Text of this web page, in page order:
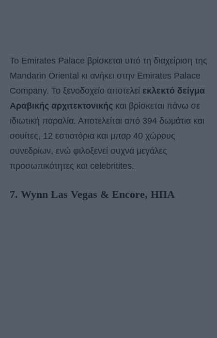
Το Emirates Palace βρίσκεται υπό τη διαχείριση της
Mandarin Oriental κι ανήκει στην Emirates Palace
Company. Το ξενοδοχείο αποτελεί εκλεκτό δείγμα
Αραβικής αρχιτεκτονικής και βρίσκεται πάνω σε
ιδιωτική παραλία. Αποτελείται από 394 δωμάτια και
σουίτες, 12 εστιατόρια και μπαρ 40 χώρους
συνεδρίων, ενώ φιλοξενεί συχνά μεγάλες
προσωπικότητες και celebritites.
7. Wynn Las Vegas & Encore, ΗΠΑ